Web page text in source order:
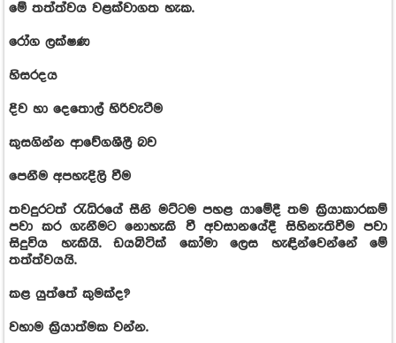
මේ තත්ත්වය වළක්වාගත හැක.
රෝග ලක්ෂණ
හිසරදය
දිව හා දෙතොල් හිරිවැටීම
කුසගින්න ආවේගශීලී බව
පෙනීම අපහැදිලි වීම
තවදුරටත් රැධිරයේ සීනි මට්ටම පහළ යාමේදී තම ක්‍රියාකාරකම්
පවා කර ගැනීමට නොහැකි වී අවසානයේදී සිහිනැතිවීම පවා
සිදුවිය හැකියි. ඩයබිටික් කෝමා ලෙස හැඳින්වෙන්නේ මේ
තත්ත්වයයි.
කළ යුත්තේ කුමක්ද?
වහාම ක්‍රියාත්මක වන්න.